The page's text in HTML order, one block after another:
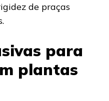
de praças
para
plantas